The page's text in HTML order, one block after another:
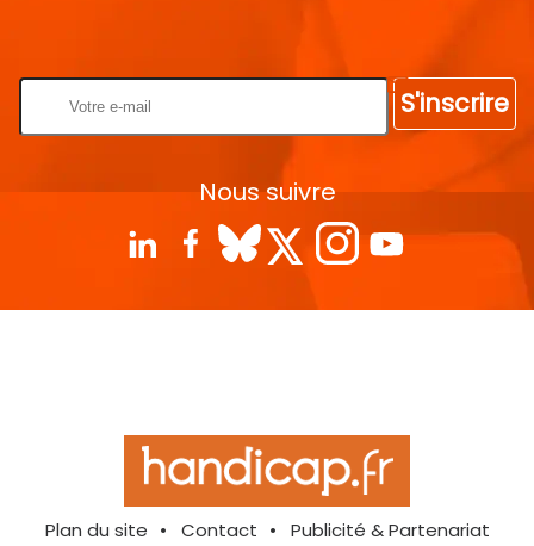
S'inscrire
Nous suivre
Plan du site Contact
Publicité & Partenariat